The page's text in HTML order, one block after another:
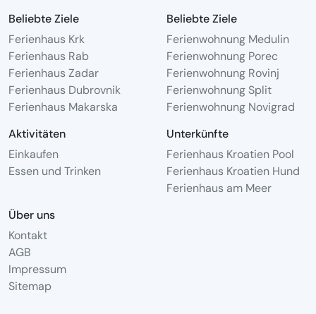
Beliebte Ziele
Ferienhaus Krk
Ferienhaus Rab
Ferienhaus Zadar
Ferienhaus Dubrovnik
Ferienhaus Makarska
Beliebte Ziele
Ferienwohnung Medulin
Ferienwohnung Porec
Ferienwohnung Rovinj
Ferienwohnung Split
Ferienwohnung Novigrad
Aktivitäten
Einkaufen
Essen und Trinken
Unterkünfte
Ferienhaus Kroatien Pool
Ferienhaus Kroatien Hund
Ferienhaus am Meer
Über uns
Kontakt
AGB
Impressum
Sitemap